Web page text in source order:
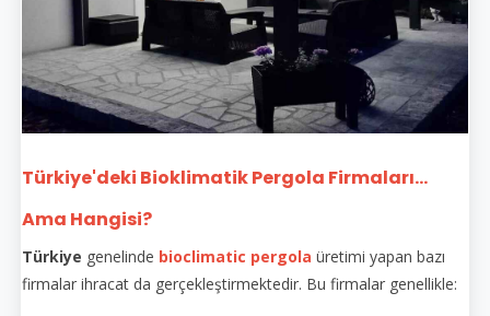
Türkiye'deki Bioklimatik Pergola Firmaları...
Ama Hangisi?
Türkiye genelinde bioclimatic pergola üretimi yapan bazı
firmalar ihracat da gerçekleştirmektedir. Bu firmalar genellikle: